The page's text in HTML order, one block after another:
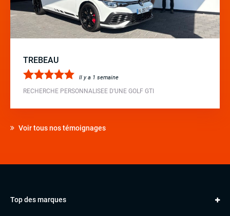
TREBEAU
Il y a 1 semaine
RECHERCHE PERSONNALISEE D’UNE GOLF GTI
Voir tous nos témoignages
Top des marques